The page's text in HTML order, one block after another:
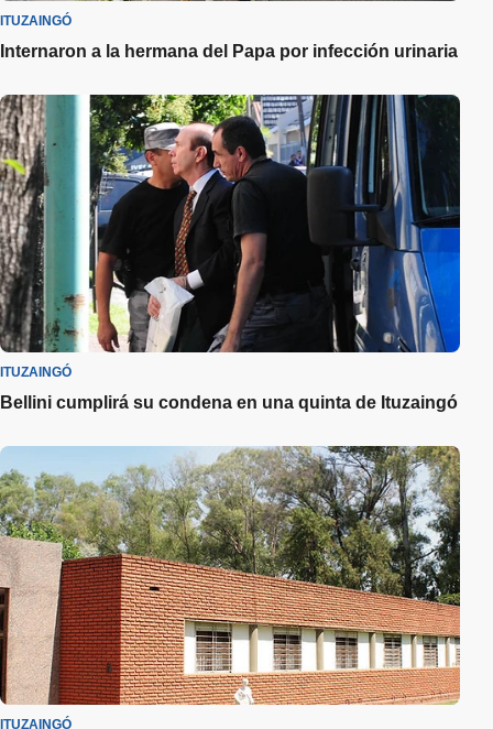
ITUZAINGÓ
Internaron a la hermana del Papa por infección urinaria
ITUZAINGÓ
Bellini cumplirá su condena en una quinta de Ituzaingó
ITUZAINGÓ